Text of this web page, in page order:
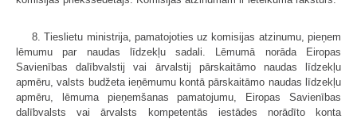
8. Tieslietu ministrija, pamatojoties uz komisijas atzinumu, pieņem
lēmumu par naudas līdzekļu sadali. Lēmumā norāda Eiropas
Savienības dalībvalstij vai ārvalstij pārskaitāmo naudas līdzekļu
apmēru, valsts budžeta ieņēmumu kontā pārskaitāmo naudas līdzekļu
apmēru, lēmuma pieņemšanas pamatojumu, Eiropas Savienības
dalībvalsts vai ārvalsts kompetentās iestādes norādīto konta